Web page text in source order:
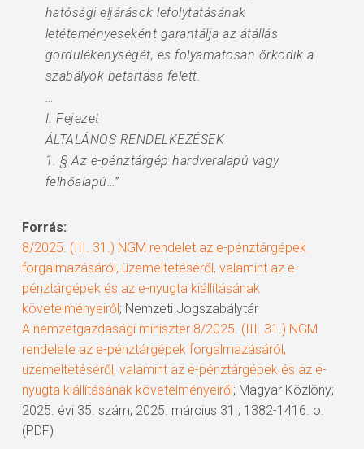
hatósági eljárások lefolytatásának
letéteményeseként garantálja az átállás
gördülékenységét, és folyamatosan őrködik a
szabályok betartása felett.
…
I. Fejezet
ÁLTALÁNOS RENDELKEZÉSEK
1. § Az e-pénztárgép hardveralapú vagy
felhőalapú…”
Forrás:
8/2025. (III. 31.) NGM rendelet az e-pénztárgépek
forgalmazásáról, üzemeltetéséről, valamint az e-
pénztárgépek és az e-nyugta kiállításának
követelményeiről; Nemzeti Jogszabálytár
A nemzetgazdasági miniszter 8/2025. (III. 31.) NGM
rendelete az e-pénztárgépek forgalmazásáról,
üzemeltetéséről, valamint az e-pénztárgépek és az e-
nyugta kiállításának követelményeiről; Magyar Közlöny;
2025. évi 35. szám; 2025. március 31.; 1382-1416. o.
(PDF)